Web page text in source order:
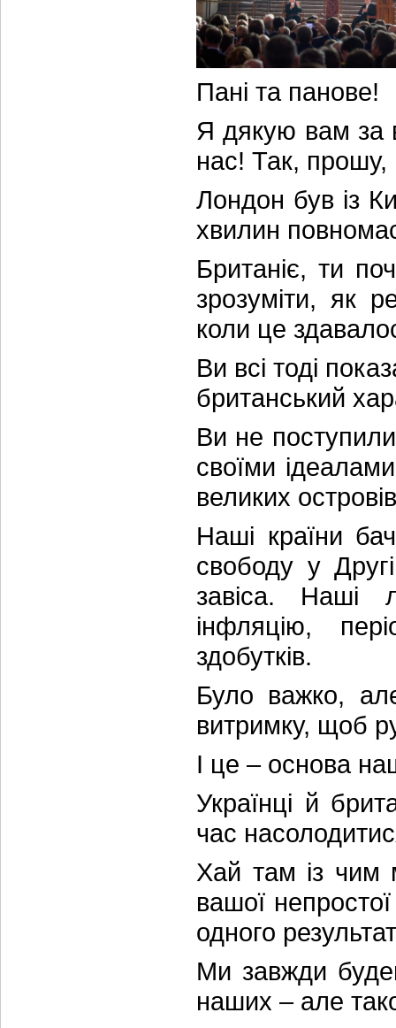
Пані та панове!
Я дякую вам за
нас! Так, прошу,
Лондон був із
хвилин
Британіє, ти
зрозуміти, як
коли це
Ви всі тоді
британський
Ви не
своїми
великих
Наші країни
свободу у
завіса. Наші
інфляцію,
здобутків.
Було важко,
витримку, щоб
І це – основа
Українці й
час
Хай там із чим
вашої
одного
Ми завжди
наших – але